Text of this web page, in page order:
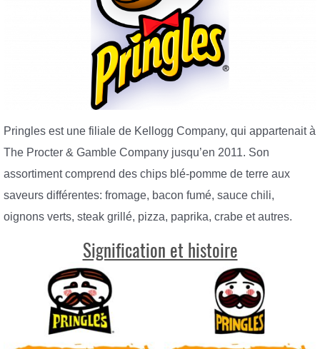
Pringles est une filiale de Kellogg Company, qui appartenait à
The Procter & Gamble Company jusqu’en 2011. Son
assortiment comprend des chips blé-pomme de terre aux
saveurs différentes: fromage, bacon fumé, sauce chili,
oignons verts, steak grillé, pizza, paprika, crabe et autres.
Signification et histoire